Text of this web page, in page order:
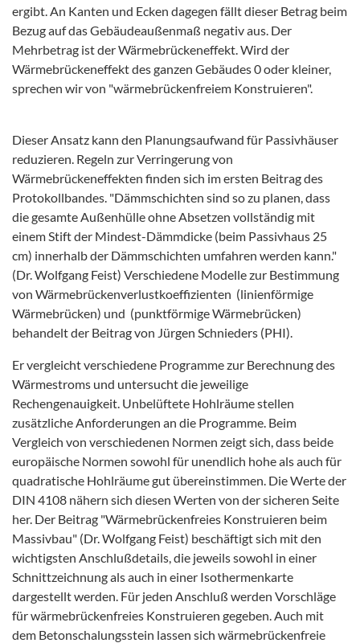
ergibt. An Kanten und Ecken dagegen fällt dieser Betrag beim
Bezug auf das Gebäudeaußenmaß negativ aus. Der
Mehrbetrag ist der Wärmebrückeneffekt. Wird der
Wärmebrückeneffekt des ganzen Gebäudes 0 oder kleiner,
sprechen wir von "wärmebrückenfreiem Konstruieren".
Dieser Ansatz kann den Planungsaufwand für Passivhäuser
reduzieren. Regeln zur Verringerung von
Wärmebrückeneffekten finden sich im ersten Beitrag des
Protokollbandes. "Dämmschichten sind so zu planen, dass
die gesamte Außenhülle ohne Absetzen vollständig mit
einem Stift der Mindest-Dämmdicke (beim Passivhaus 25
cm) innerhalb der Dämmschichten umfahren werden kann."
(Dr. Wolfgang Feist) Verschiedene Modelle zur Bestimmung
von Wärmebrückenverlustkoeffizienten (linienförmige
Wärmebrücken) und (punktförmige Wärmebrücken)
behandelt der Beitrag von Jürgen Schnieders (PHI).
Er vergleicht verschiedene Programme zur Berechnung des
Wärmestroms und untersucht die jeweilige
Rechengenauigkeit. Unbelüftete Hohlräume stellen
zusätzliche Anforderungen an die Programme. Beim
Vergleich von verschiedenen Normen zeigt sich, dass beide
europäische Normen sowohl für unendlich hohe als auch für
quadratische Hohlräume gut übereinstimmen. Die Werte der
DIN 4108 nähern sich diesen Werten von der sicheren Seite
her. Der Beitrag "Wärmebrückenfreies Konstruieren beim
Massivbau" (Dr. Wolfgang Feist) beschäftigt sich mit den
wichtigsten Anschlußdetails, die jeweils sowohl in einer
Schnittzeichnung als auch in einer Isothermenkarte
dargestellt werden. Für jeden Anschluß werden Vorschläge
für wärmebrückenfreies Konstruieren gegeben. Auch mit
dem Betonschalungsstein lassen sich wärmebrückenfreie